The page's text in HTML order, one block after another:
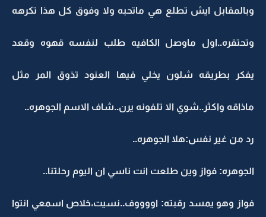
وبالمقابل ايش تطلع هي ماتحبه ولا وفوق كل هذا تكرهه
وتحتقره..اول ماوصل الكافيه طلب لنفسه قهوه وقعد
يفكر بطريقه شلون يخلي فيها العنود تذوق المر مثل
ماذاقه واكثر..شوي الا تلفونه يرن..شاف الاسم الجوهره..
رد من غير نفس:هلا الجوهره..
الجوهره: فواز وين طلعت انت ناسي ان اليوم رحلتنا..
فواز وهو يمسد رقبته: اووووف..نسيت،خلاص اسمعي انتوا